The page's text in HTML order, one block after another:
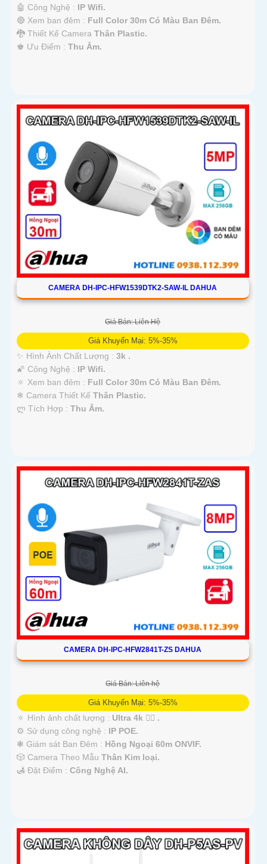
🤖️ Công Nghệ : IP Wifi.
🔴 Xem ban đêm : Full Color 30m Có Màu Ban Ðêm.
🐉️ Thiết Kế Camera Thân Plastic.
️♚ Ưu Điểm : Thu Âm.
CAMERA DH-IPC-HFW1539DTK2-SAW-IL DAHUA
Giá Bán: Liên Hệ
Giá Khuyến Mại: 5%-35%
✨ Hình Ành Chất Lượng : 3k .
🌠 Công Nghệ : IP Wifi.
🔅 Xem ban đêm : Full Color 30m Có Màu Ban Ðêm.
❄ Camera Thiết Kế Thân Plastic.
️ლ Tích Hợp : Thu Âm.
CAMERA DH-IPC-HFW2841T-ZS DAHUA
Giá Bán: Liên hệ
Giá Khuyến Mại: 5%-35%
🔅 Hình ảnh chất lượng : Ultra 4k 👍🏾 .
⚙ Sử dụng công nghệ : IP POE.
❃ Giám sát Ban Đêm : Hồng Ngoại 60m ONVIF.
🎲 Camera Theo Mẫu Thân Kim loại.
️🛃 Đặt Điểm : Công Nghệ AI.